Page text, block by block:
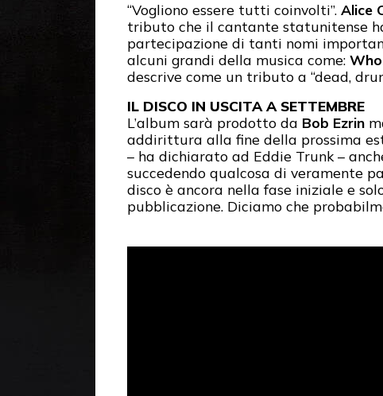
“Vogliono essere tutti coinvolti”. Alice
tributo che il cantante statunitense
partecipazione di tanti nomi
alcuni grandi della musica come:
descrive come un tributo a “dead,
IL DISCO IN USCITA A SETTEMBRE
L’album sarà prodotto da Bob Ezrin
addirittura alla fine della prossima
– ha dichiarato ad Eddie Trunk –
succedendo qualcosa di veramente
disco è ancora nella fase iniziale e
pubblicazione. Diciamo che